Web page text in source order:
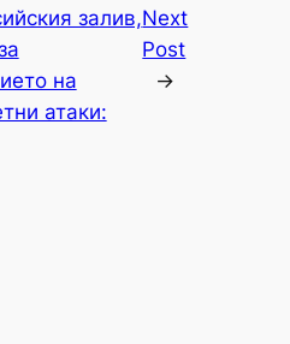
залив,
на
атаки:
Next
Post
→